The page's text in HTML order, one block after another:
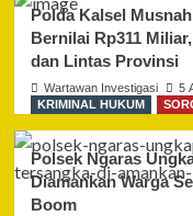
Polda Kalsel
Bernilai Rp311
dan Lintas Provinsi
Wartawan Investigasi 5
KRIMINAL HUKUM
Polsek Ngaras
Diamankan Warga
Boom